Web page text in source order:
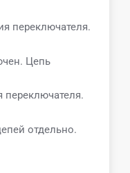
переключателя.
Цепь
переключателя.
отдельно.